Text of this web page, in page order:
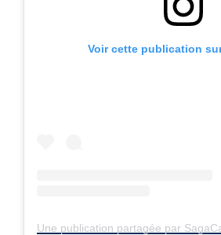
Voir cette publication